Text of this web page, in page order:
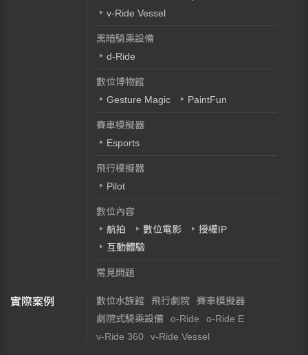
v-Ride Vessel
黑暗騎乘設備
d-Ride
數位博物館
Gesture Magic
PaintFun
賽車模擬器
Esports
飛行模擬器
Pilot
數位內容
航拍
數位電影
授權IP
互動體驗
常見問題
實際案例 數位水族館 飛行劇院
賽車模擬器
劇院式騎乘設備
o-Ride
o-Ride E
v-Ride 360
v-Ride Vessel